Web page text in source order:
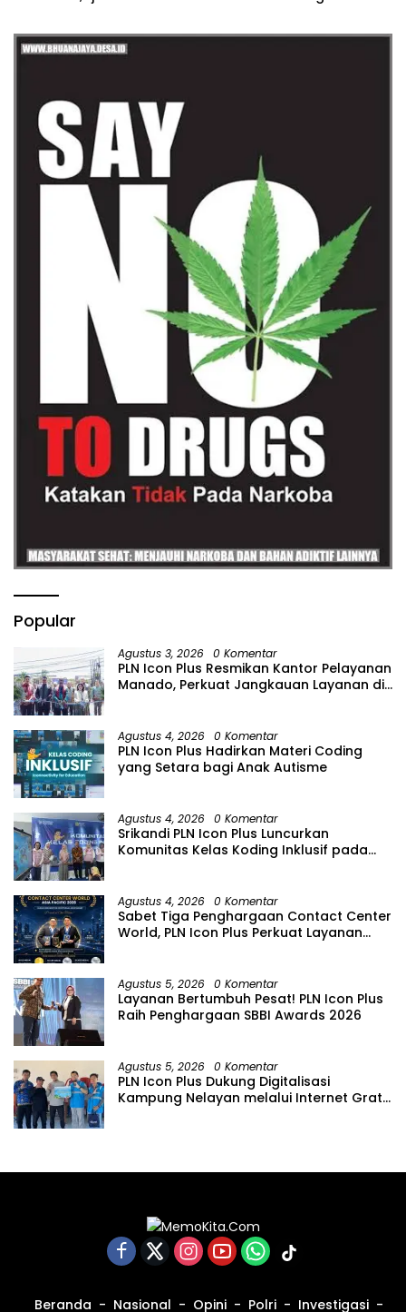
Popular
Agustus 3, 2026 0 Komentar
PLN Icon Plus Resmikan Kantor Pelayanan
Manado, Perkuat Jangkauan Layanan di
Agustus 4, 2026 0 Komentar
PLN Icon Plus Hadirkan Materi Coding
yang Setara bagi Anak Autisme
Agustus 4, 2026 0 Komentar
Srikandi PLN Icon Plus Luncurkan
Komunitas Kelas Koding Inklusif pada
Agustus 4, 2026 0 Komentar
Sabet Tiga Penghargaan Contact Center
World, PLN Icon Plus Perkuat Layanan
Agustus 5, 2026 0 Komentar
Layanan Bertumbuh Pesat! PLN Icon Plus
Raih Penghargaan SBBI Awards 2026
Agustus 5, 2026 0 Komentar
PLN Icon Plus Dukung Digitalisasi
Kampung Nelayan melalui Internet Gratis
Beranda Nasional Opini Polri Investigasi